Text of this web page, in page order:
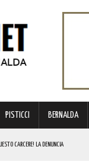
PISTICCI BERNALDA
CARCERE! LA DENUNCIA